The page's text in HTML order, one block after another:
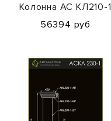
Колонна АС КЛ210-1
56394 руб